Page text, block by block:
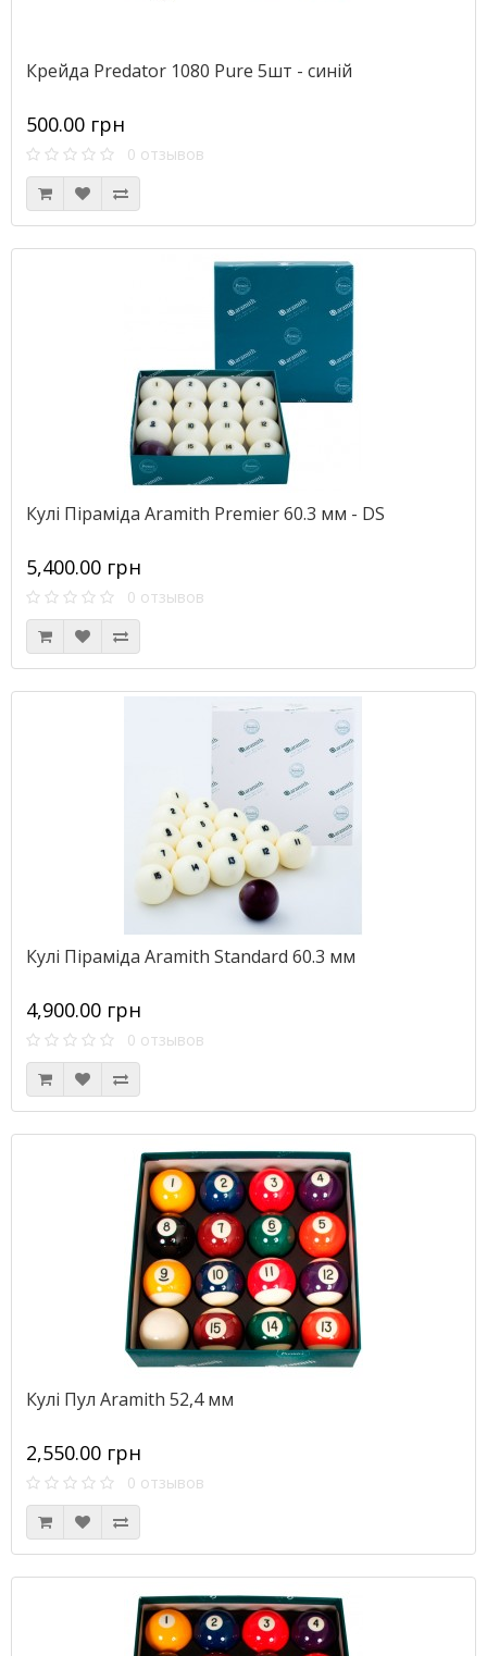
Крейда Predator 1080 Pure 5шт - синій
500.00 грн
0 отзывов
Кулі Піраміда Aramith Premier 60.3 мм - DS
5,400.00 грн
0 отзывов
Кулі Піраміда Aramith Standard 60.3 мм
4,900.00 грн
0 отзывов
Кулі Пул Aramith 52,4 мм
2,550.00 грн
0 отзывов